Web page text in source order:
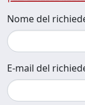
Nome del
E-mail del